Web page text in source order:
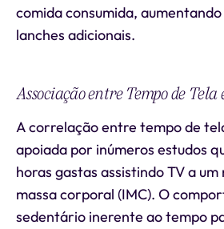
comida consumida,
lanches adicionais.
Associação entre Tempo de Tela
A correlação entre tempo de
apoiada por inúmeros estudos
horas gastas assistindo TV a
massa corporal (IMC). O
sedentário inerente ao tempo